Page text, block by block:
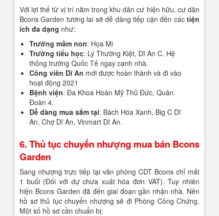
Với lợi thế từ vị trí nằm trong khu dân cư hiện hữu, cư dân
Bcons Garden tương lai sẽ dễ dàng tiếp cận đến các tiện
ích đa dạng như:
Trường mầm non: Họa Mi
Trường tiểu học: Lý Thường Kiệt, Dĩ An C. Hệ
thống trường Quốc Tế ngay cạnh nhà.
Công viên Dĩ An mới được hoàn thành và đi vào
hoạt động 2021
Bệnh viện: Đa Khoa Hoàn Mỹ Thủ Đức, Quân
Đoàn 4.
Dễ dàng mua sắm tại: Bách Hóa Xanh, Big C Dĩ
An, Chợ Dĩ An, Vinmart Dĩ An.
6. Thủ tục chuyển nhượng mua bán Bcons
Garden
Sang nhượng trực tiếp tại văn phòng CDT Bcons chỉ mất
1 buổi (Đối với dự chưa xuất hóa đơn VAT). Tuy nhiên
hiện Bcons Garden đã đến giai đoạn gần nhận nhà. Nên
hồ sơ thủ tục chuyển nhượng sẽ đi Phòng Công Chứng.
Một số hồ sơ cần chuẩn bị: